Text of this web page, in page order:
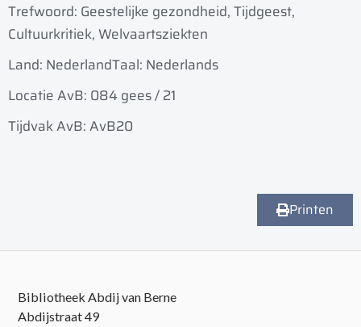
Trefwoord: Geestelijke gezondheid, Tijdgeest,
Cultuurkritiek, Welvaartsziekten
Land: NederlandTaal: Nederlands
Locatie AvB: 084 gees / 21
Tijdvak AvB: AvB20
Printen
Bibliotheek Abdij van Berne
Abdijstraat 49